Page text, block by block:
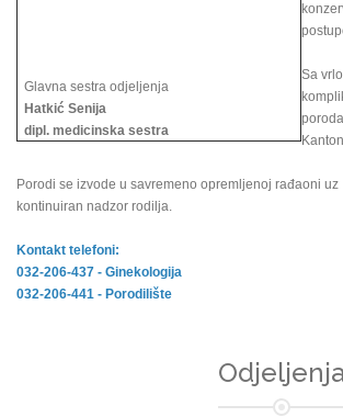
Glavna sestra odjeljenja
Hatkić Senija
dipl. medicinska sestra
Sa
Porodi se izvode u savremeno opremljenoj rađaoni uz
kontinuiran nadzor rodilja.
Kontakt telefoni:
032-206-437 - Ginekologija
032-206-441 - Porodilište
Odjeljenja